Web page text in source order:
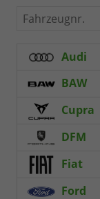
Fahrzeugnr.
Audi
BAW
Cupra
DFM
Fiat
Ford